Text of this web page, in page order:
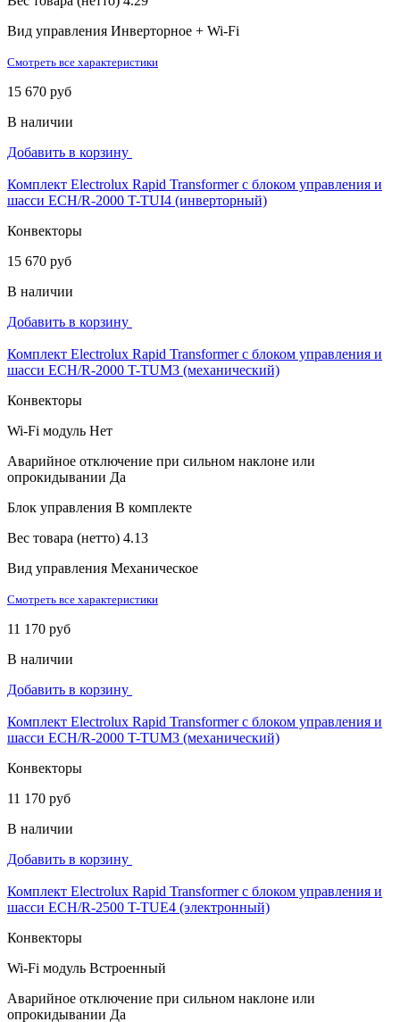
Вид управления Инверторное + Wi-Fi
Смотреть все характеристики
15 670 руб
В наличии
Добавить в корзину
Комплект Electrolux Rapid Transformer с блоком управления и
шасси ECH/R-2000 T-TUI4 (инверторный)
Конвекторы
15 670 руб
В наличии
Добавить в корзину
Комплект Electrolux Rapid Transformer с блоком управления и
шасси ECH/R-2000 T-TUM3 (механический)
Конвекторы
Wi-Fi модуль Нет
Аварийное отключение при сильном наклоне или
опрокидывании Да
Блок управления В комплекте
Вес товара (нетто) 4.13
Вид управления Механическое
Смотреть все характеристики
11 170 руб
В наличии
Добавить в корзину
Комплект Electrolux Rapid Transformer с блоком управления и
шасси ECH/R-2000 T-TUM3 (механический)
Конвекторы
11 170 руб
В наличии
Добавить в корзину
Комплект Electrolux Rapid Transformer с блоком управления и
шасси ECH/R-2500 T-TUE4 (электронный)
Конвекторы
Wi-Fi модуль Встроенный
Аварийное отключение при сильном наклоне или
опрокидывании Да